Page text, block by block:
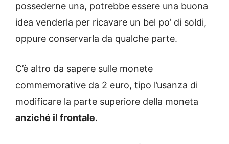
possederne una, potrebbe essere una buona
idea venderla per ricavare un bel po’ di soldi,
oppure conservarla da qualche parte.
C’è altro da sapere sulle monete
commemorative da 2 euro, tipo l’usanza di
modificare la parte superiore della moneta
anziché il frontale.